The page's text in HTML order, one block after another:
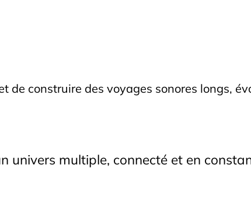
de construire des voyages sonores longs,
univers multiple, connecté et en